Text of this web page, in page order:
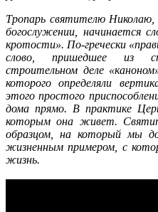
Тропарь святителю
богослужении, начинается
кротости». По-гречески
слово, пришедшее из
строительном деле
которого определяли
этого простого
дома прямо. В практике
которым она живет.
образцом, на который мы
жизненным примером, с
жизнь.